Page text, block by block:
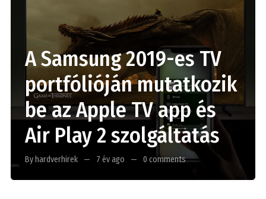
A Samsung 2019-es TV
portfólióján mutatkozik
be az Apple TV app és
Air Play 2 szolgáltatás
By hardverhirek 7 év ago 0 comments